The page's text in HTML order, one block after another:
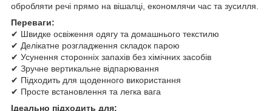
обробляти речі прямо на вішалці, економлячи час та зусилля.
Переваги:
✔ Швидке освіження одягу та домашнього текстилю
✔ Делікатне розгладження складок парою
✔ Усунення сторонніх запахів без хімічних засобів
✔ Зручне вертикальне відпарювання
✔ Підходить для щоденного використання
✔ Просте встановлення та легка вага
Ідеально підходить для: